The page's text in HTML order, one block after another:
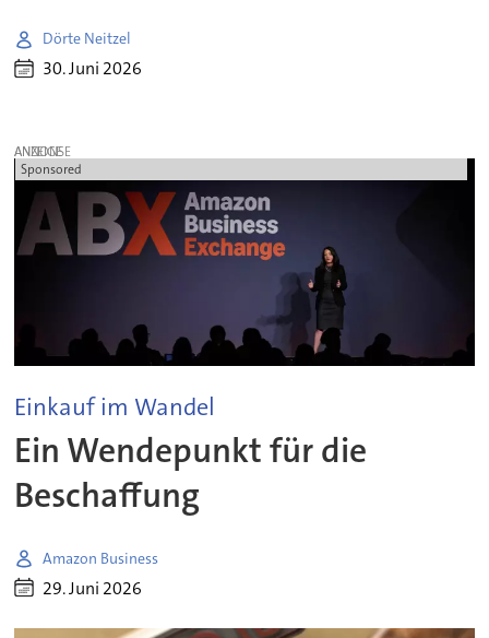
Dörte Neitzel
30. Juni 2026
ANZEIGE
Sponsored
Einkauf im Wandel
Ein Wendepunkt für die
Beschaffung
Amazon Business
29. Juni 2026